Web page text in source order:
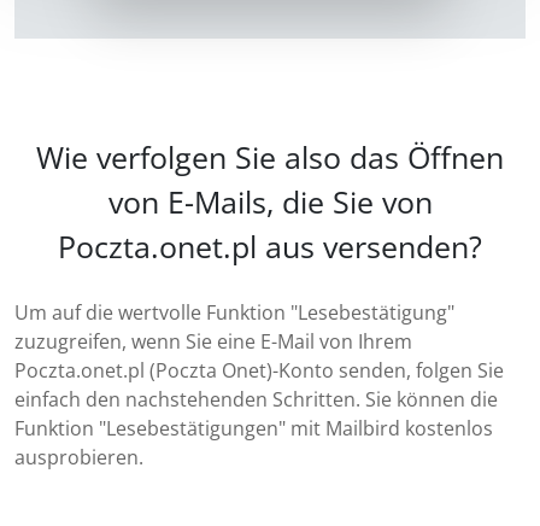
Wie verfolgen Sie also das Öffnen
von E-Mails, die Sie von
Poczta.onet.pl aus versenden?
Um auf die wertvolle Funktion "Lesebestätigung"
zuzugreifen, wenn Sie eine E-Mail von Ihrem
Poczta.onet.pl (Poczta Onet)-Konto senden, folgen Sie
einfach den nachstehenden Schritten. Sie können die
Funktion "Lesebestätigungen" mit Mailbird kostenlos
ausprobieren.